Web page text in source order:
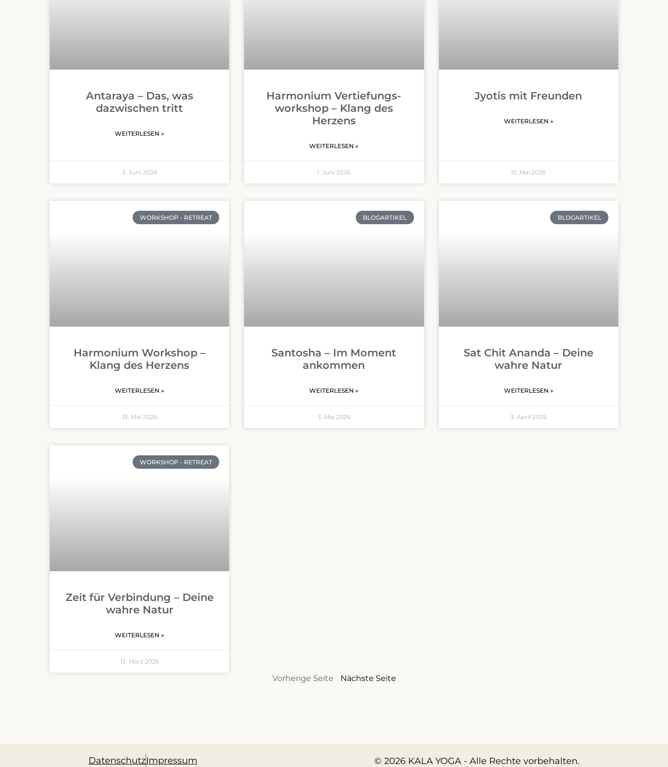
Antaraya – Das, was
dazwischen tritt
WEITERLESEN »
3. Juni 2026
Harmonium Vertiefungs­
workshop – Klang des
Herzens
WEITERLESEN »
1. Juni 2026
Jyotis mit Freunden
WEITERLESEN »
13. Mai 2026
WORKSHOP - RETREAT
Harmonium Workshop –
Klang des Herzens
WEITERLESEN »
13. Mai 2026
BLOGARTIKEL
Santosha – Im Moment
ankommen
WEITERLESEN »
3. Mai 2026
BLOGARTIKEL
Sat Chit Ananda – Deine
wahre Natur
WEITERLESEN »
3. April 2026
WORKSHOP - RETREAT
Zeit für Verbindung – Deine
wahre Natur
WEITERLESEN »
13. März 2026
Vorherige Seite Nächste Seite
DatenschutzImpressum © 2026 KALA YOGA - Alle Rechte vorbehalten.